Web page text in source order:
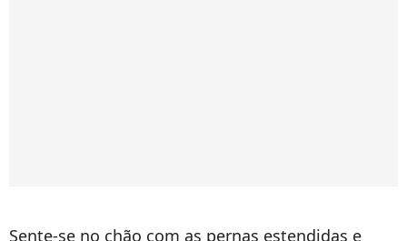
Sente-se no chão com as pernas estendidas e